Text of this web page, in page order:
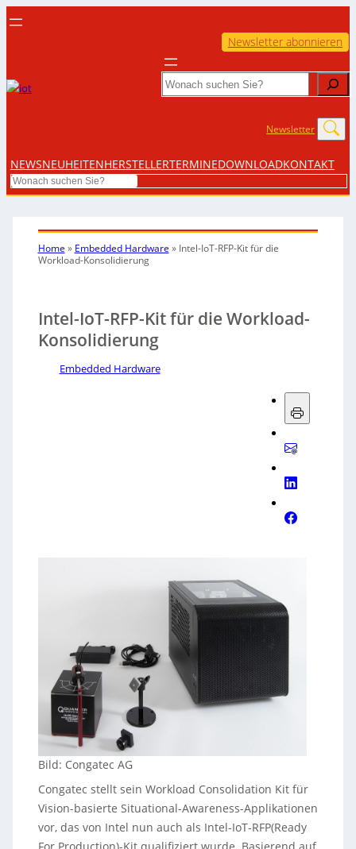
Newsletter abonnieren
Search
Newsletter
NEWSNEUHEITENHERSTELLERTERMINEDOWNLOADKONTAKT
Search
Home » Embedded Hardware » Intel-IoT-RFP-Kit für die
Workload-Konsolidierung
Intel-IoT-RFP-Kit für die Workload-
Konsolidierung
Embedded Hardware
Bild: Congatec AG
Congatec stellt sein Workload Consolidation Kit für
Vision-basierte Situational-Awareness-Applikationen
vor, das von Intel nun auch als Intel-IoT-RFP(Ready